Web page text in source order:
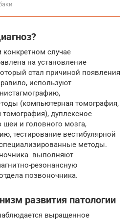
случае
на установление
стал причиной появления
используют
(компьютерная томография,
томография), дуплексное
шеи и головного мозга,
тестирование вестибулярной
методы.
выполняют
резонансную
позвоночника.
развития патологии
выращенное